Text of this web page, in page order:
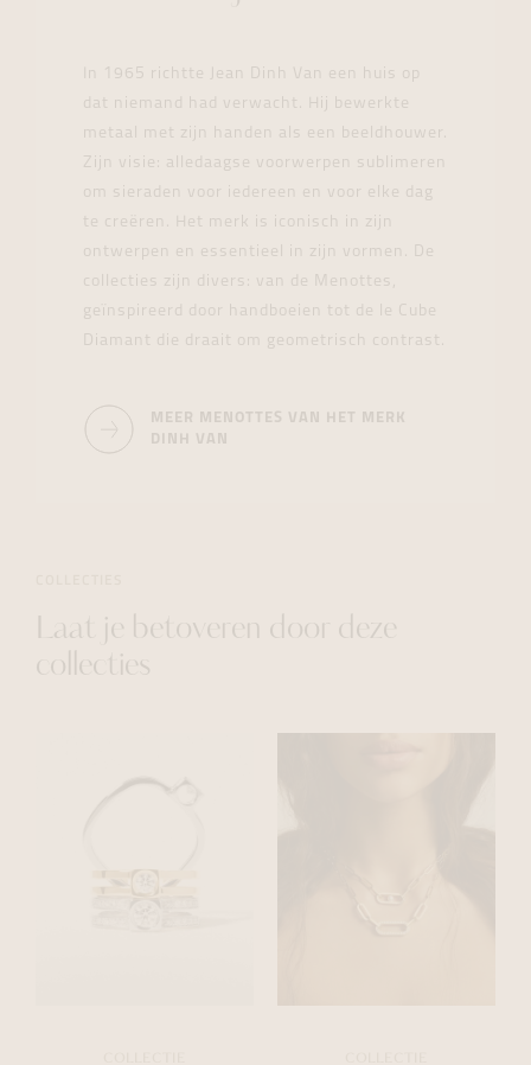
In 1965 richtte Jean Dinh Van een huis op
dat niemand had verwacht. Hij bewerkte
metaal met zijn handen als een beeldhouwer.
Zijn visie: alledaagse voorwerpen sublimeren
om sieraden voor iedereen en voor elke dag
te creëren. Het merk is iconisch in zijn
ontwerpen en essentieel in zijn vormen. De
collecties zijn divers: van de Menottes,
geïnspireerd door handboeien tot de le Cube
Diamant die draait om geometrisch contrast.
MEER MENOTTES VAN HET MERK
DINH VAN
Laat je betoveren door deze
collecties